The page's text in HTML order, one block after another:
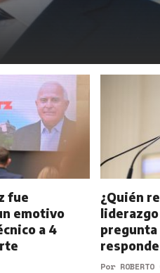
fue
emotivo
a 4
¿Quién
pregunta
Por ROBERTO